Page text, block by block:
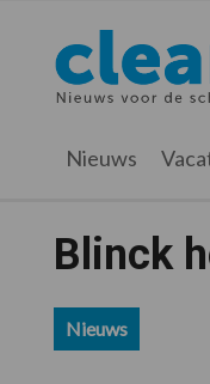
hoofdnavigatie
hoofd
inhoud
eerste
sidebar
voettekst
Cleantotaal.nl
Het
laatste
voor
professionele
Nieuws
Blinck
Nieuws